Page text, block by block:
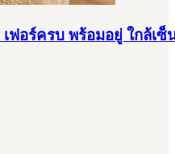
อร์ครบ พร้อมอยู่ ใกล้เ